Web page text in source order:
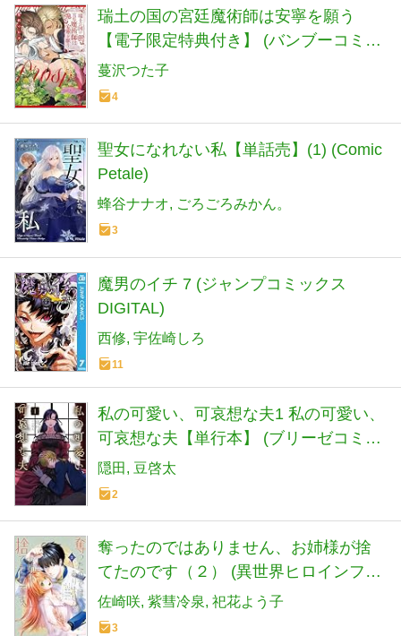
瑞土の国の宮廷魔術師は安寧を願う
【電子限定特典付き】 (バンブーコミッ
クス Qpaコレクション)
蔓沢つた子
4
聖女になれない私【単話売】(1) (Comic
Petale)
蜂谷ナナオ ごろごろみかん。
3
魔男のイチ 7 (ジャンプコミックス
DIGITAL)
西修 宇佐崎しろ
11
私の可愛い、可哀想な夫1 私の可愛い、
可哀想な夫【単行本】 (ブリーゼコミッ
クス)
隠田 豆啓太
2
奪ったのではありません、お姉様が捨
てたのです（２） (異世界ヒロインファ
ンタジー)
佐崎咲 紫彗冷泉 祀花よう子
3